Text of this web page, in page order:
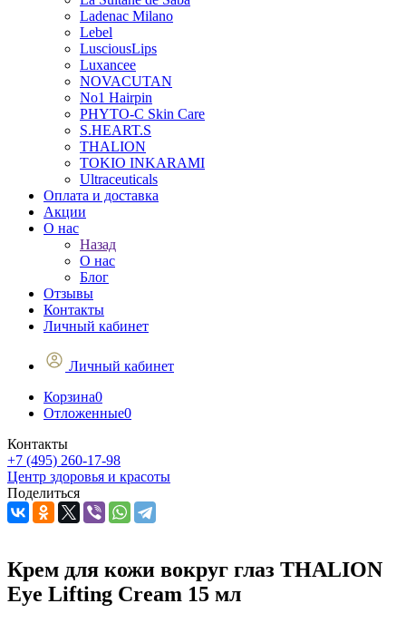
Ladenac Milano
Lebel
LusciousLips
Luxancee
NOVACUTAN
No1 Hairpin
PHYTO-C Skin Care
S.HEART.S
THALION
TOKIO INKARAMI
Ultraceuticals
Оплата и доставка
Акции
О нас
Назад
О нас
Блог
Отзывы
Контакты
Личный кабинет
Личный кабинет
Корзина0
Отложенные0
Контакты
+7 (495) 260-17-98
Центр здоровья и красоты
Поделиться
Крем для кожи вокруг глаз THALION
Eye Lifting Cream 15 мл